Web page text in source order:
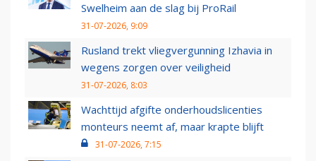
Swelheim aan de slag bij ProRail
31-07-2026, 9:09
Rusland trekt vliegvergunning Izhavia in
wegens zorgen over veiligheid
31-07-2026, 8:03
Wachttijd afgifte onderhoudslicenties
monteurs neemt af, maar krapte blijft
31-07-2026, 7:15